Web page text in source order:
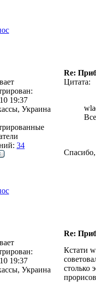
Re:
19:37
Украина
34
Цитата:
Re:
19:37
Украина
Кстати
столько